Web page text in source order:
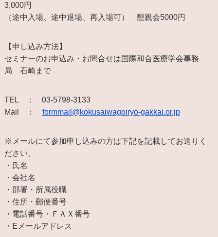
3,000円
（途中入場、途中退場、再入場可） 懇親会5000円
【申し込み方法】
セミナーのお申込み・お問合せは国際和合医療学会事務
局 石崎まで
TEL ： 03-5798-3133
Mail ： formmail@kokusaiwagoiryo-gakkai.or.jp
※メールにて参加申し込みの方は下記を記載してお送りく
ださい。
・氏名
・会社名
・部署・所属役職
・住所・郵便番号
・電話番号・ＦＡＸ番号
・Eメールアドレス